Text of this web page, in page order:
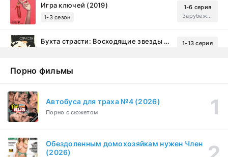
Игра ключей (2019)
1-3 сезон
1-6 серия
Зарубежный, Мелодрама, Драма
Бухта страсти: Восходящие звезды (2000)
1-13 серия
Эйфория (2019)
Бисексуалка (2018)
Сутенёры (2023)
1-6 серия
Порно фильмы
Автобуса для траха №4 (2026)
Порно с сюжетом
Обездоленным домохозяйкам нужен Член
(2026)